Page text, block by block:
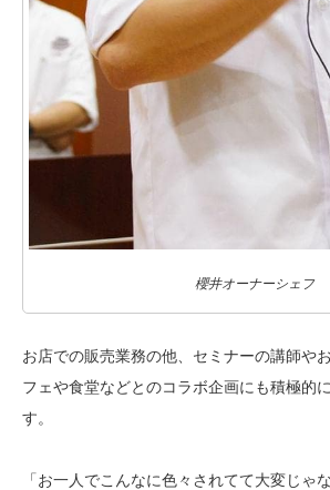
櫻井オーナーシェフ
お店での販売業務の他、セミナーの講師や
フェや食堂などとのコラボ企画にも積極的
す。
「お一人でこんなに色々されてて大変じゃ